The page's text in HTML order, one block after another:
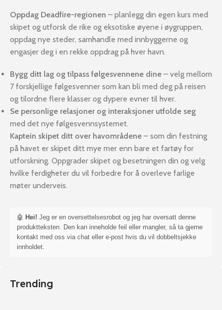
Oppdag Deadfire-regionen – planlegg din egen kurs med
skipet og utforsk de rike og eksotiske øyene i øygruppen,
oppdag nye steder, samhandle med innbyggerne og
engasjer deg i en rekke oppdrag på hver havn.
Bygg ditt lag og tilpass følgesvennene dine – velg mellom
7 forskjellige følgesvenner som kan bli med deg på reisen
og tilordne flere klasser og dypere evner til hver.
Se personlige relasjoner og interaksjoner utfolde seg
med det nye følgesvennsystemet.
Kaptein skipet ditt over havområdene – som din festning
på havet er skipet ditt mye mer enn bare et fartøy for
utforskning. Oppgrader skipet og besetningen din og velg
hvilke ferdigheter du vil forbedre for å overleve farlige
møter underveis.
🤖 Hei! Jeg er en oversettelsesrobot og jeg har oversatt denne
produktteksten. Den kan inneholde feil eller mangler, så ta gjerne
kontakt med oss via chat eller e-post hvis du vil dobbeltsjekke
innholdet.
Trending